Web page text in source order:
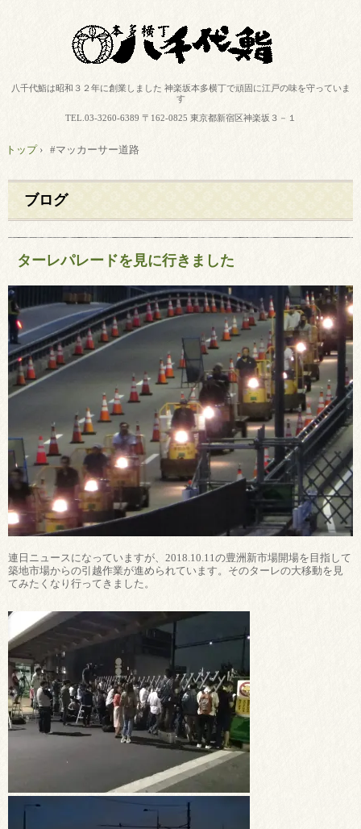
八千代鮨は昭和３２年に創業しました 神楽坂本多横丁で頑固に江戸の味を守っていま
す
TEL. 03-3260-6389 〒162-0825 東京都新宿区神楽坂３－１
トップ› #マッカーサー道路
ブログ
ターレパレードを見に行きました
連日ニュースになっていますが、2018.10.11の豊洲新市場開場を目指して
築地市場からの引越作業が進められています。そのターレの大移動を見
てみたくなり行ってきました。